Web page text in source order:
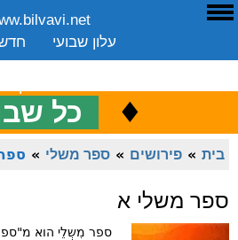
עלון שבועי
ספרים
ארכיון
♦ כל
בית » פירושים » ספר משלי »
ספר משלי א
ספר מִשְלֵי הוא